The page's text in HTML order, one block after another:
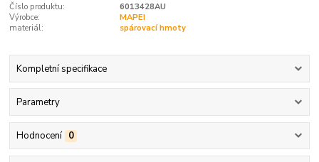
Číslo produktu:
6013428AU
Výrobce:
MAPEI
materiál:
spárovací hmoty
Kompletní specifikace
Parametry
Hodnocení 0